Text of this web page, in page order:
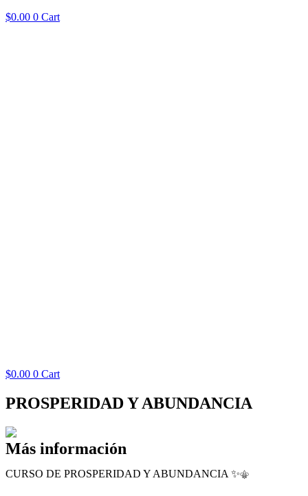
$0.00 0 Cart
$0.00 0 Cart
PROSPERIDAD Y ABUNDANCIA
Más información
CURSO DE PROSPERIDAD Y ABUNDANCIA ✨⚜️